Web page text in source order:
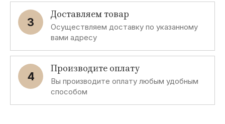
3
Доставляем товар
Осуществляем доставку по указанному
вами адресу
4
Производите оплату
Вы производите оплату любым удобным
способом